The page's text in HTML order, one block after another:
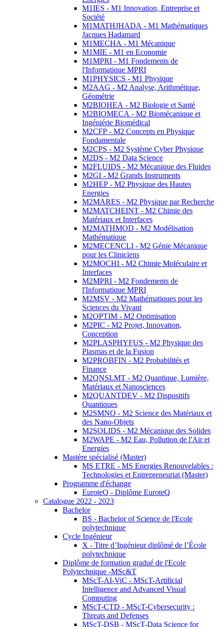
M1IES - M1 Innovation, Entreprise et
Société
M1MATHJHADA - M1 Mathématiques
Jacques Hadamard
M1MECHA - M1 Mécanique
M1MIE - M1 en Economie
M1MPRI - M1 Fondements de
l'Informatique MPRI
M1PHYSICS - M1 Physique
M2AAG - M2 Analyse, Arithmétique,
Géométrie
M2BIOHEA - M2 Biologie et Santé
M2BIOMECA - M2 Biomécanique et
Ingéniérie Biomédical
M2CFP - M2 Concepts en Physique
Fondamentale
M2CPS - M2 Système Cyber Physique
M2DS - M2 Data Science
M2FLUIDS - M2 Mécanique des Fluides
M2GI - M2 Grands Instruments
M2HEP - M2 Physique des Hautes
Energies
M2MARES - M2 Physique par Recherche
M2MATCHEINT - M2 Chimie des
Matériaux et Interfaces
M2MATHMOD - M2 Modélisation
Mathématique
M2MECENCLI - M2 Génie Mécanique
pour les Cliniciens
M2MOCHI - M2 Chimie Moléculaire et
Interfaces
M2MPRI - M2 Fondements de
l'Informatique MPRI
M2MSV - M2 Mathématiques pour les
Sciences du Vivant
M2OPTIM - M2 Optimisation
M2PIC - M2 Projet, Innovation,
Conception
M2PLASPHYFUS - M2 Physique des
Plasmas et de la Fusion
M2PROBFIN - M2 Probabilités et
Finance
M2QNSLMT - M2 Quantique, Lumière,
Matériaux et Nanosciences
M2QUANTDEV - M2 Dispositifs
Quantiques
M2SMNO - M2 Science des Matériaux et
des Nano-Objets
M2SOLIDS - M2 Mécanique des Solides
M2WAPE - M2 Eau, Pollution de l'Air et
Energies
Mastère spécialisé (Master)
MS ETRE - MS Energies Renouvelables :
Technologies et Entrepreneuriat (Master)
Programme d'échange
EuroteQ - Diplôme EuroteQ
Catalogue 2022 - 2023
Bachelor
BS - Bachelor of Science de l'Ecole
polytechnique
Cycle Ingénieur
X - Titre d’Ingénieur diplômé de l’École
polytechnique
Diplôme de formation gradué de l'Ecole
Polytechnique -MSc&T
MScT-AI-ViC - MScT-Artificial
Intelligence and Advanced Visual
Computing
MScT-CTD - MScT-Cybersecurity :
Threats and Defenses
MScT-DSB - MScT-Data Science for